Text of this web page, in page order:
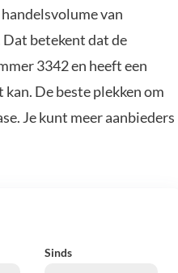
van
Dat betekent dat de
3342 en heeft een
De beste plekken om
Je kunt meer aanbieders
Sinds